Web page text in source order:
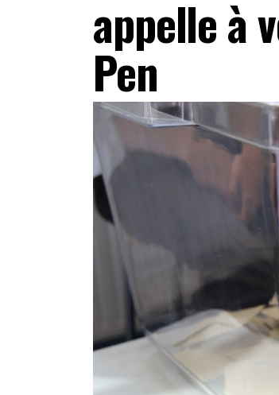
appelle à
Pen